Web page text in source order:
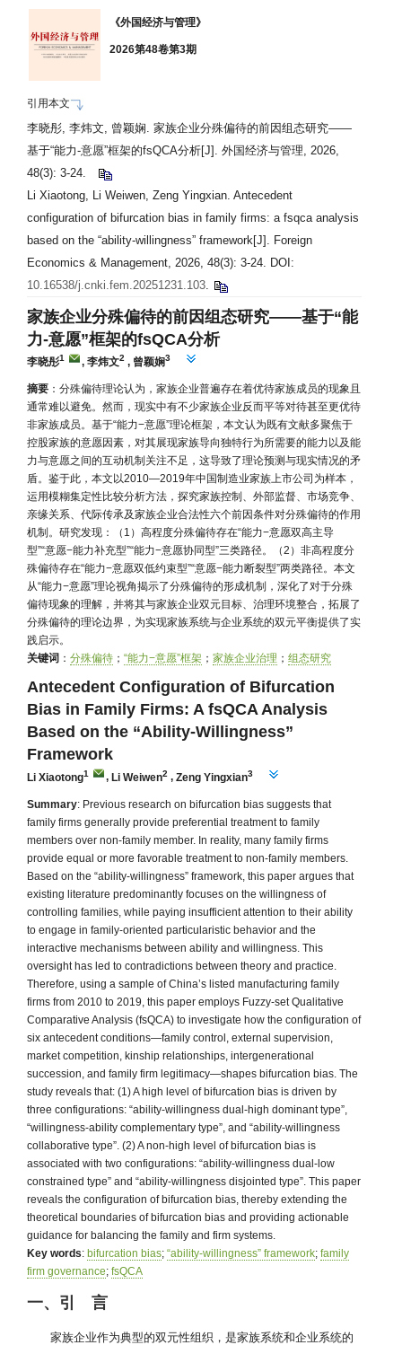
《外国经济与管理》
2026第48卷第3期
引用本文
李晓彤, 李炜文, 曾颖娴. 家族企业分殊偏待的前因组态研究——
基于“能力-意愿”框架的fsQCA分析[J]. 外国经济与管理, 2026,
48(3): 3-24.
Li Xiaotong, Li Weiwen, Zeng Yingxian. Antecedent
configuration of bifurcation bias in family firms: a fsqca analysis
based on the “ability-willingness” framework[J]. Foreign
Economics & Management, 2026, 48(3): 3-24. DOI:
10.16538/j.cnki.fem.20251231.103.
家族企业分殊偏待的前因组态研究——基于“能
力-意愿”框架的fsQCA分析
李晓彤1 ,李炜文2 , 曾颖娴3
摘要 ：分殊偏待理论认为，家族企业普遍存在着优待家族成员的现象且
通常难以避免。然而，现实中有不少家族企业反而平等对待甚至更优待
非家族成员。基于“能力−意愿”理论框架，本文认为既有文献多聚焦于
控股家族的意愿因素，对其展现家族导向独特行为所需要的能力以及能
力与意愿之间的互动机制关注不足，这导致了理论预测与现实情况的矛
盾。鉴于此，本文以2010—2019年中国制造业家族上市公司为样本，
运用模糊集定性比较分析方法，探究家族控制、外部监督、市场竞争、
亲缘关系、代际传承及家族企业合法性六个前因条件对分殊偏待的作用
机制。研究发现：（1）高程度分殊偏待存在“能力−意愿双高主导
型”“意愿−能力补充型”“能力−意愿协同型”三类路径。（2）非高程度分
殊偏待存在“能力−意愿双低约束型”“意愿−能力断裂型”两类路径。本文
从“能力−意愿”理论视角揭示了分殊偏待的形成机制，深化了对于分殊
偏待现象的理解，并将其与家族企业双元目标、治理环境整合，拓展了
分殊偏待的理论边界，为实现家族系统与企业系统的双元平衡提供了实
践启示。
关键词 ：分殊偏待 ；“能力−意愿”框架 ；家族企业治理 ；组态研究
Antecedent Configuration of Bifurcation
Bias in Family Firms: A fsQCA Analysis
Based on the “Ability-Willingness”
Framework
Li Xiaotong1 ,Li Weiwen2 ,Zeng Yingxian3
Summary: Previous research on bifurcation bias suggests that
family firms generally provide preferential treatment to family
members over non-family member. In reality, many family firms
provide equal or more favorable treatment to non-family members.
Based on the “ability-willingness” framework, this paper argues that
existing literature predominantly focuses on the willingness of
controlling families, while paying insufficient attention to their ability
to engage in family-oriented particularistic behavior and the
interactive mechanisms between ability and willingness. This
oversight has led to contradictions between theory and practice.
Therefore, using a sample of China’s listed manufacturing family
firms from 2010 to 2019, this paper employs Fuzzy-set Qualitative
Comparative Analysis (fsQCA) to investigate how the configuration of
six antecedent conditions—family control, external supervision,
market competition, kinship relationships, intergenerational
succession, and family firm legitimacy—shapes bifurcation bias. The
study reveals that: (1) A high level of bifurcation bias is driven by
three configurations: “ability-willingness dual-high dominant type”,
“willingness-ability complementary type”, and “ability-willingness
collaborative type”. (2) A non-high level of bifurcation bias is
associated with two configurations: “ability-willingness dual-low
constrained type” and “ability-willingness disjointed type”. This paper
reveals the configuration of bifurcation bias, thereby extending the
theoretical boundaries of bifurcation bias and providing actionable
guidance for balancing the family and firm systems.
Key words:bifurcation bias;“ability-willingness” framework;family
firm governance;fsQCA
一、引 言
家族企业作为典型的双元性组织，是家族系统和企业系统的